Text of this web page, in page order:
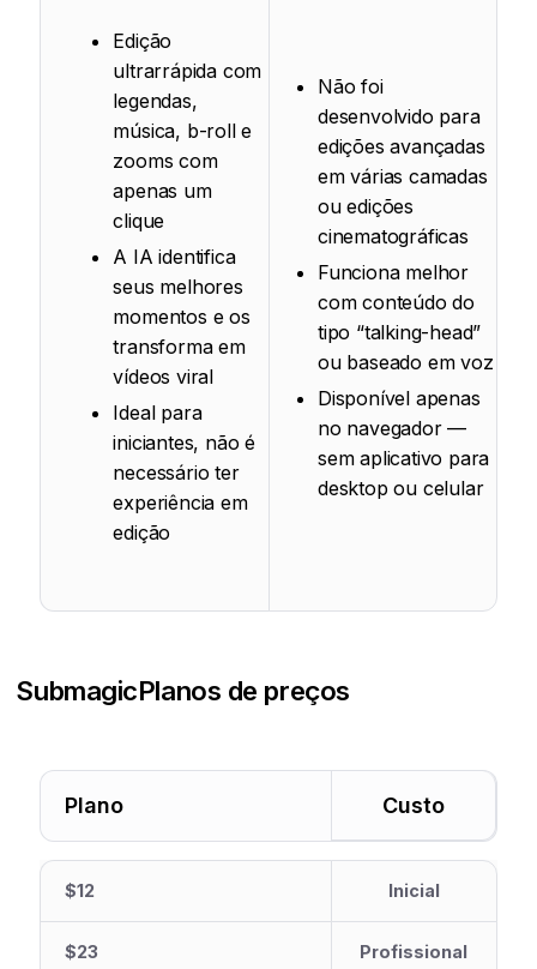
Edição
ultrarrápida com
legendas,
música, b-roll e
zooms com
apenas um
clique
A IA identifica
seus melhores
momentos e os
transforma em
vídeos viral
Ideal para
iniciantes, não é
necessário ter
experiência em
edição
Não foi
desenvolvido para
edições avançadas
em várias camadas
ou edições
cinematográficas
Funciona melhor
com conteúdo do
tipo “talking-head”
ou baseado em voz
Disponível apenas
no navegador —
sem aplicativo para
desktop ou celular
SubmagicPlanos de preços
Plano Custo
$12 Inicial
$23 Profissional